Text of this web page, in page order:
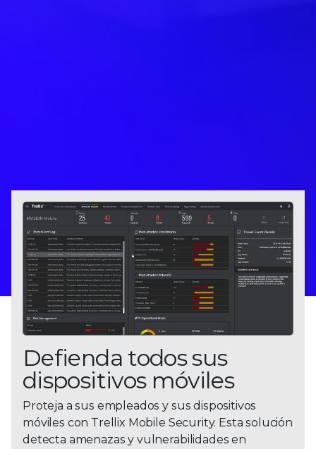
Defienda todos sus
dispositivos móviles
Proteja a sus empleados y sus dispositivos
móviles con Trellix Mobile Security. Esta solución
detecta amenazas y vulnerabilidades en